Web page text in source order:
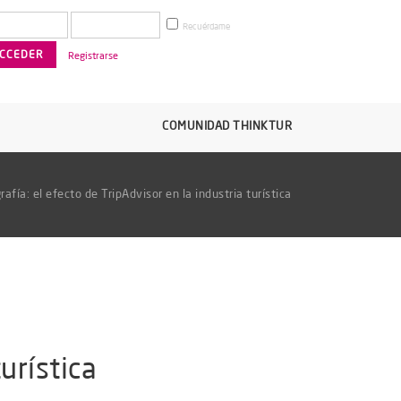
Recuérdame
Registrarse
COMUNIDAD THINKTUR
el efecto de TripAdvisor en la industria turística